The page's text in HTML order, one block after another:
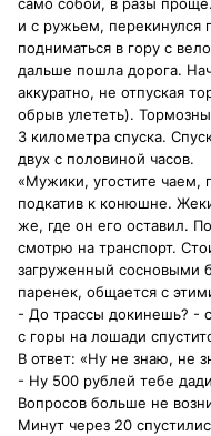
само собой, в разы
и с ружьем, перекинулся
подниматься в гору с
дальше пошла дорога.
аккуратно, не отпуская
обрыв улететь).
3 километра спуска.
двух с половиной часов.
«Мужики, угостите чаем,
подкатив к конюшне.
же, где он его оставил.
смотрю на транспорт.
загруженный сосновыми
паренек, общается с
- До трассы докинешь? -
с горы на лошади
В ответ: «Ну не знаю, не
- Ну 500 рублей тебе
Вопросов больше не
Минут через 20